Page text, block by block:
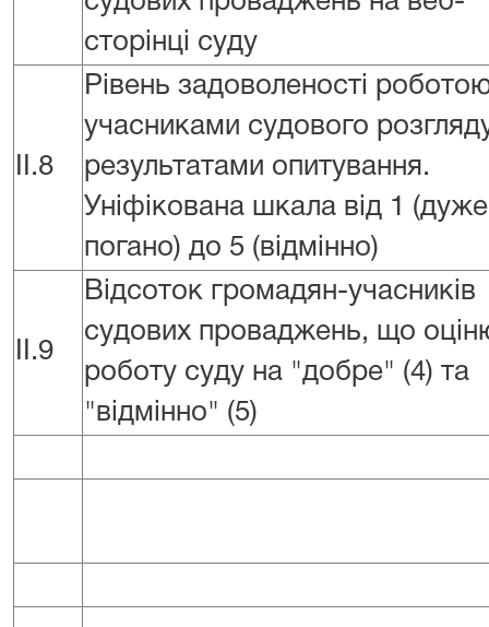
сторінці суду
II.8
Рівень задоволеності
учасниками судового
результатами опитування.
Уніфікована шкала від 1 (дуже
погано) до 5 (відмінно)
II.9
Відсоток громадян-учасників
судових проваджень, що
роботу суду на "добре" (4) та
"відмінно" (5)